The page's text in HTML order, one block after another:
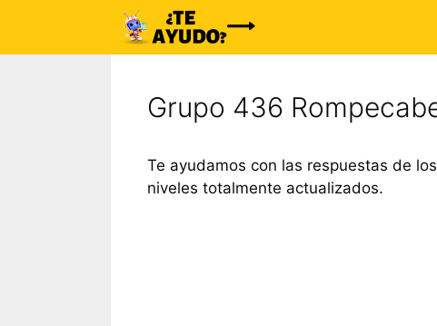
contenido
Grupo 436
Te ayudamos con las respuestas de
niveles totalmente actualizados.